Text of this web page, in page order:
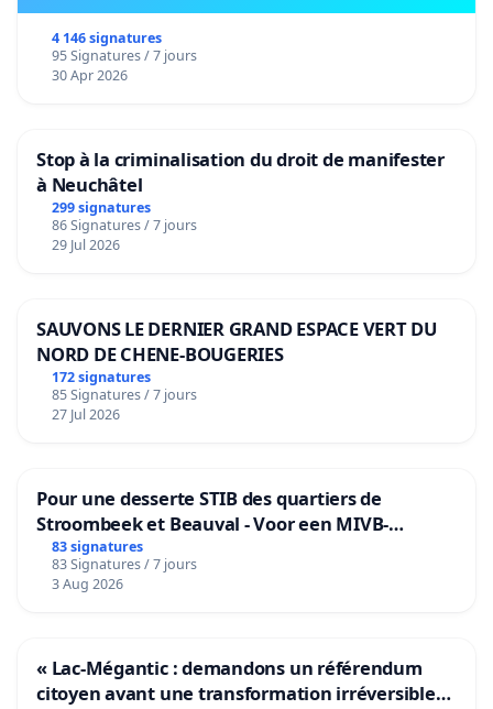
du créateurs...de l'instigateur et des participants
volontaires...selon ma perspective bien sûr !!!🫣
contact infos et solutions sont sur TikTok,
YouTube, Facebook et LinkedIn sous mon
entreprise Le Centre Gaia Spirit Coaching et
Un gros merci à tous à l'avance pour votre aide &
soutien et pour toutes vos belles pensées🌏🫶🍀
🌐🫆✌️🦋🌈🌞💞🌟🌍🧚🍄❣️
4 146 signatures
95 Signatures / 7 jours
30 Apr 2026
Stop à la criminalisation du droit de manifester
à Neuchâtel
299 signatures
86 Signatures / 7 jours
29 Jul 2026
SAUVONS LE DERNIER GRAND ESPACE VERT DU
NORD DE CHENE-BOUGERIES
172 signatures
85 Signatures / 7 jours
27 Jul 2026
Pour une desserte STIB des quartiers de
Stroombeek et Beauval - Voor een MIVB-
bediening van de wijken Strombeek en Het
Voor
83 signatures
83 Signatures / 7 jours
3 Aug 2026
« Lac-Mégantic : demandons un référendum
citoyen avant une transformation irréversible